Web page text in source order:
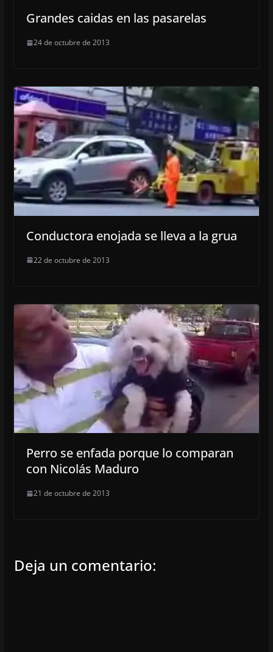
Grandes caidas en las pasarelas
24 de octubre de 2013
Conductora enojada se lleva a la grua
22 de octubre de 2013
Perro se enfada porque lo comparan
con Nicolás Maduro
21 de octubre de 2013
Deja un comentario: